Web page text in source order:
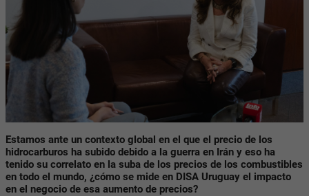
Estamos ante un contexto global en el que el precio de los
hidrocarburos ha subido debido a la guerra en Irán y eso ha
tenido su correlato en la suba de los precios de los combustibles
en todo el mundo, ¿cómo se mide en DISA Uruguay el impacto
en el negocio de esa aumento de precios?